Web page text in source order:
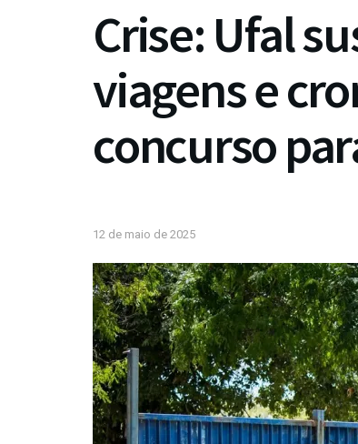
Crise: Ufal
viagens e
concurso
12 de maio de 2025